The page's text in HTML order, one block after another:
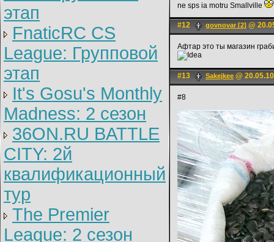
этап
FnaticRC CS
League: Групповой
этап
It's Gosu's Monthly
Madness: 2 сезон
36ON.RU BATTLE
CITY: 2й
квалификационный
тур
The Premier
League: 2 cезон
ne sps ia motru Smallville
#12 govnovar [2] @
Афтар это ты магазин
#13 Sakejkee @
#8